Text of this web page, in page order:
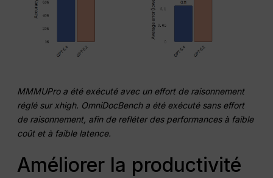
MMMUPro a été exécuté avec un effort de raisonnement
réglé sur xhigh. OmniDocBench a été exécuté sans effort
de raisonnement, afin de refléter des performances à faible
coût et à faible latence.
Améliorer la productivité